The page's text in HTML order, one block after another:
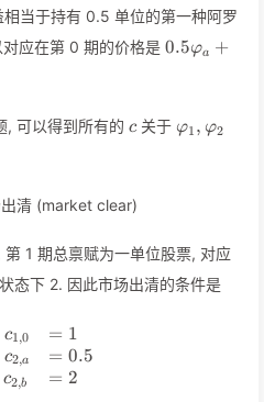
当于持有 0.5 单位的第一种阿罗
应在第 0 期的价格是 0.5
0.5φa +
, 可以得到所有的 c
c 关于 \varphi_1,
φ1 , φ2
清 (market clear)
1 期总禀赋为一单位股票, 对应
态下 2. 因此市场出清的条件是
\begin{equation*} \left\{
c1,0
c2,a
c2,b
= 1
= 0.5
= 2